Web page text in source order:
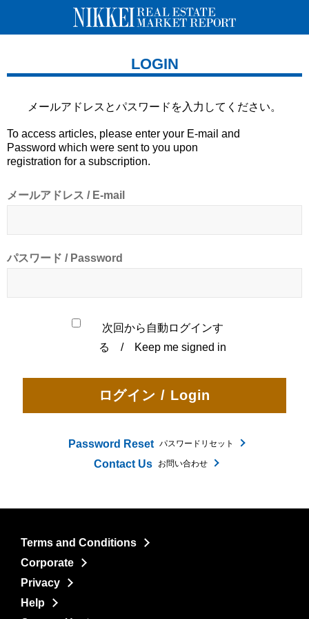
LOGIN
メールアドレスとパスワードを 入力してください。
To access articles, please enter your E-mail and
Password which were sent to you upon
registration for a subscription.
メールアドレス / E-mail
パスワード / Password
次回から自動ログインす
る / Keep me signed in
Password Reset パスワードリセット
Contact Us お問い合わせ
Terms and Conditions
Corporate
Privacy
Help